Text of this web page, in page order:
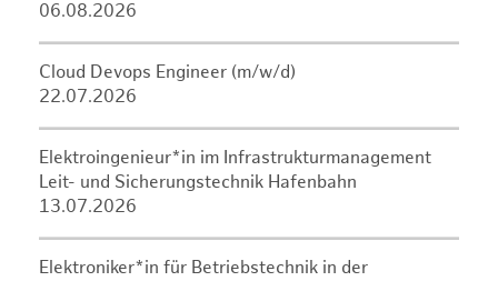
06.08.2026
Cloud Devops Engineer (m/w/d)
22.07.2026
Elektroingenieur*in im Infrastrukturmanagement
Leit- und Sicherungstechnik Hafenbahn
13.07.2026
Elektroniker*in für Betriebstechnik in der